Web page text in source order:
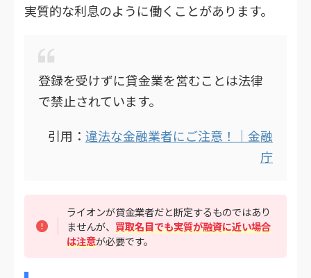
実質的な利息のように働くことがあります。
登録を受けずに貸金業を営むことは法律
で禁止されています。
引用： 違法な金融業者にご注意！｜金融
庁
ライオンが貸金業者だと断定するものではあり
ませんが、買取名目でも実質が融資に近い場合
は注意が必要です。